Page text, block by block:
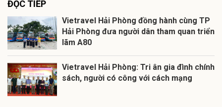
ĐỌC TIẾP
Vietravel Hải Phòng đồng hành cùng TP
Hải Phòng đưa người dân tham quan triển
lãm A80
Vietravel Hải Phòng: Tri ân gia đình chính
sách, người có công với cách mạng